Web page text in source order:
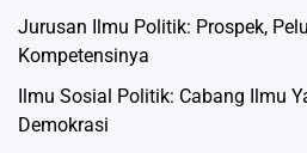
Jurusan Ilmu Politik: Prospek,
Kompetensinya
Ilmu Sosial Politik: Cabang Ilmu
Demokrasi